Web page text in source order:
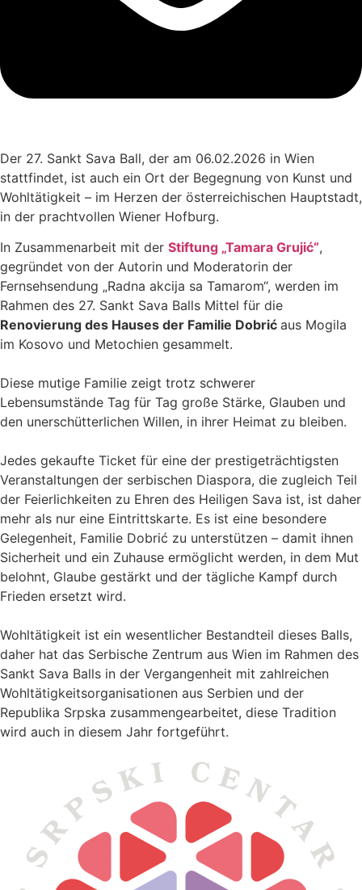
Der 27. Sankt Sava Ball, der am 06.02.2026 in Wien
stattfindet, ist auch ein Ort der Begegnung von Kunst und
Wohltätigkeit – im Herzen der österreichischen Hauptstadt,
in der prachtvollen Wiener Hofburg.
In Zusammenarbeit mit der Stiftung „Tamara Grujić“,
gegründet von der Autorin und Moderatorin der
Fernsehsendung „Radna akcija sa Tamarom“, werden im
Rahmen des 27. Sankt Sava Balls Mittel für die
Renovierung des Hauses der Familie Dobrić aus Mogila
im Kosovo und Metochien gesammelt.
Diese mutige Familie zeigt trotz schwerer
Lebensumstände Tag für Tag große Stärke, Glauben und
den unerschütterlichen Willen, in ihrer Heimat zu bleiben.
Jedes gekaufte Ticket für eine der prestigeträchtigsten
Veranstaltungen der serbischen Diaspora, die zugleich Teil
der Feierlichkeiten zu Ehren des Heiligen Sava ist, ist daher
mehr als nur eine Eintrittskarte. Es ist eine besondere
Gelegenheit, Familie Dobrić zu unterstützen – damit ihnen
Sicherheit und ein Zuhause ermöglicht werden, in dem Mut
belohnt, Glaube gestärkt und der tägliche Kampf durch
Frieden ersetzt wird.
Wohltätigkeit ist ein wesentlicher Bestandteil dieses Balls,
daher hat das Serbische Zentrum aus Wien im Rahmen des
Sankt Sava Balls in der Vergangenheit mit zahlreichen
Wohltätigkeitsorganisationen aus Serbien und der
Republika Srpska zusammengearbeitet, diese Tradition
wird auch in diesem Jahr fortgeführt.